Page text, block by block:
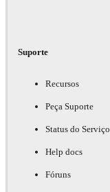
Suporte
Recursos
Peça Suporte
Status do Serviço
Help docs
Fóruns